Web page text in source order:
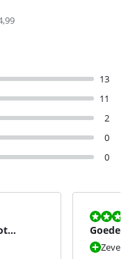
13
11
2
0
0
Goede